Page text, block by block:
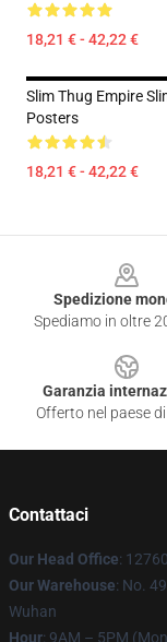
18,21 € - 42,22 €
Slim Thug Empire
Posters
18,21 € - 42,22 €
Spedizione
Spediamo in oltre
Garanzia
Offerto nel paese
Contattaci
Our Head Office:
Our Warehouse: No.
Wuhan
Hour: 9AM – 5PM